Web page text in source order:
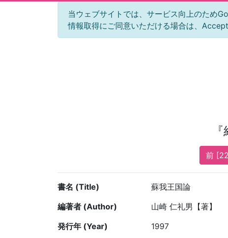
当ウェブサイトでは、サービス向上のため
情報取得にご同意いただける場合は、
前
書名 (Title)
蘇我王国論
編著者 (Author)
山崎 仁礼男【著】
発行年 (Year)
1997